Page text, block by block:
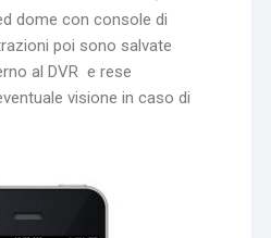
dome con console di
poi sono salvate
al DVR e rese
visione in caso di